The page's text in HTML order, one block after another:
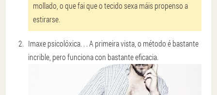
mollado, o que fai que o tecido sexa máis propenso a
estirarse.
Imaxe psicolóxica. . . A primeira vista, o método é bastante
incrible, pero funciona con bastante eficacia.